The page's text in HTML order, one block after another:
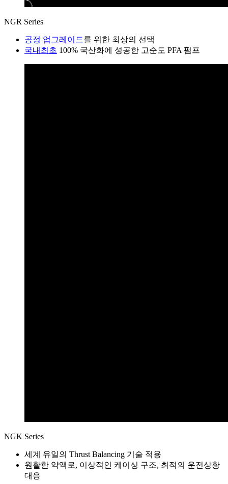
NGR Series
공정 업그레이드를 위한 최상의 선택
국내최초 100% 국산화에 성공한 고순도 PFA 펌프
NGK Series
세계 유일의 Thrust Balancing 기술 적용
원활한 약액로, 이상적인 케이싱 구조, 최적의 운전상황
대응